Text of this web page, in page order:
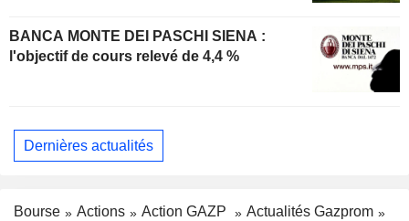
BANCA MONTE DEI PASCHI SIENA :
l'objectif de cours relevé de 4,4 %
Dernières actualités
Bourse Actions Action GAZP
Actualités Gazprom